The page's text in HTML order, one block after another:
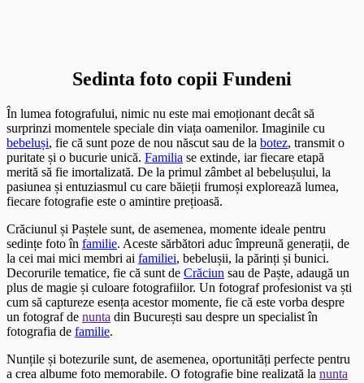
Sedinta foto copii Fundeni
În lumea fotografului, nimic nu este mai emoționant decât să
surprinzi momentele speciale din viața oamenilor. Imaginile cu
bebeluși, fie că sunt poze de nou născut sau de la botez, transmit o
puritate și o bucurie unică. Familia se extinde, iar fiecare etapă
merită să fie imortalizată. De la primul zâmbet al bebelușului, la
pasiunea și entuziasmul cu care băieții frumoși explorează lumea,
fiecare fotografie este o amintire prețioasă.
Crăciunul și Paștele sunt, de asemenea, momente ideale pentru
sedințe foto în familie. Aceste sărbători aduc împreună generații, de
la cei mai mici membri ai familiei, bebelușii, la părinți și bunici.
Decorurile tematice, fie că sunt de Crăciun sau de Paște, adaugă un
plus de magie și culoare fotografiilor. Un fotograf profesionist va ști
cum să captureze esența acestor momente, fie că este vorba despre
un fotograf de nunta din București sau despre un specialist în
fotografia de familie.
Nunțile și botezurile sunt, de asemenea, oportunități perfecte pentru
a crea albume foto memorabile. O fotografie bine realizată la nunta